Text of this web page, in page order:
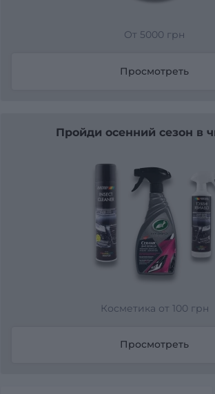
От 5000 грн
Просмотреть
Пройди осенний сезон в
Косметика от 100 грн
Просмотреть